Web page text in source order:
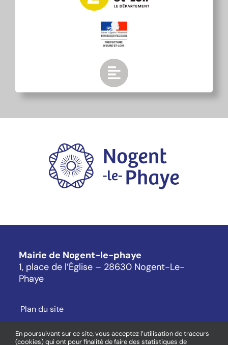
Mairie de Nogent-le-phaye
1, place de l’Église – 28630 Nogent-Le-
Phaye
Plan du site
En poursuivant sur ce site, vous acceptez l’utilisation de traceurs
(cookies) qui ont pour finalité de faire des statistiques de